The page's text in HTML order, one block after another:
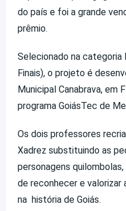
do país e foi a grande
prêmio.
Selecionado na categoria
Finais), o projeto é
Municipal Canabrava, em
programa GoiásTec de
Os dois professores
Xadrez substituindo as
personagens
de reconhecer e valorizar
na história de Goiás.